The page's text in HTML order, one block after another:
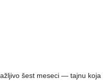
šest meseci — tajnu koja